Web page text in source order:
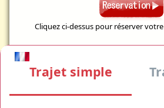
Cliquez ci-dessus pour réserver
Votre chauffeur privé VTC Mise à